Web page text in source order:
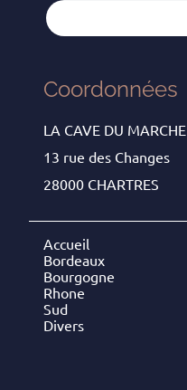
Coordonnées
LA CAVE DU MARCHE
13 rue des Changes
28000 CHARTRES
Accueil
Bordeaux
Bourgogne
Rhone
Sud
Divers